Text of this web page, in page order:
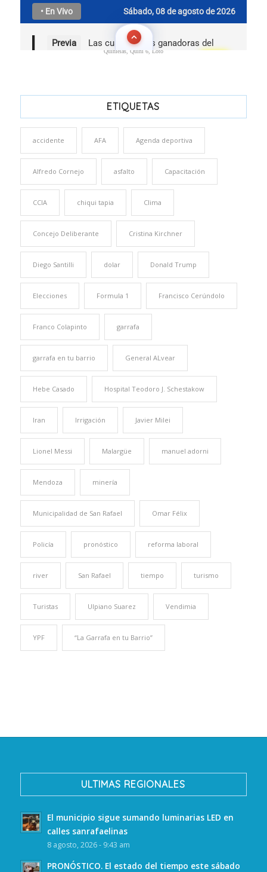
Quinielas, Quini 6, Loto
ETIQUETAS
accidente AFA Agenda deportiva
Alfredo Cornejo asfalto Capacitación
CCIA chiqui tapia Clima
Concejo Deliberante Cristina Kirchner
Diego Santilli dolar Donald Trump
Elecciones Formula 1 Francisco Cerúndolo
Franco Colapinto garrafa
garrafa en tu barrio General ALvear
Hebe Casado Hospital Teodoro J. Schestakow
Iran Irrigación Javier Milei
Lionel Messi Malargüe manuel adorni
Mendoza minería
Municipalidad de San Rafael Omar Félix
Policía pronóstico reforma laboral
river San Rafael tiempo turismo
Turistas Ulpiano Suarez Vendimia
YPF “La Garrafa en tu Barrio”
ULTIMAS REGIONALES
El municipio sigue sumando luminarias LED en
calles sanrafaelinas
8 agosto, 2026 - 9:43 am
PRONÓSTICO. El estado del tiempo este sábado